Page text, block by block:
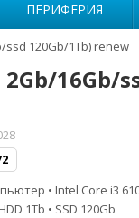
ПЕРИФЕРИЯ
ssd 120Gb/1Tb) renew
16Gb/
• Intel Core i3
1Tb • SSD 120Gb